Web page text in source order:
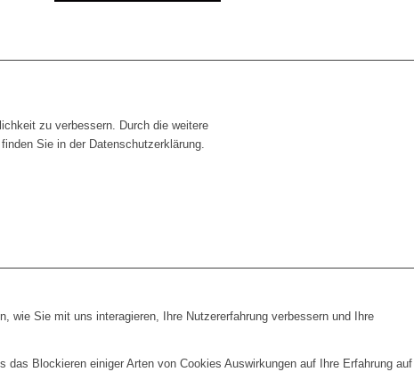
zu verbessern. Durch die weitere
Sie in der Datenschutzerklärung.
wie Sie mit uns interagieren, Ihre Nutzererfahrung verbessern und Ihre
Blockieren einiger Arten von Cookies Auswirkungen auf Ihre Erfahrung auf